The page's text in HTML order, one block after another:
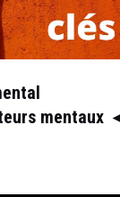
mentaux